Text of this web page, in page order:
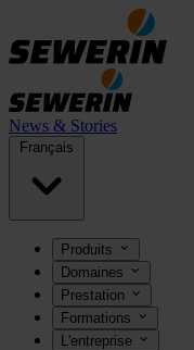
News & Stories
Français
Produits
Domaines
Prestation
Formations
L'entreprise